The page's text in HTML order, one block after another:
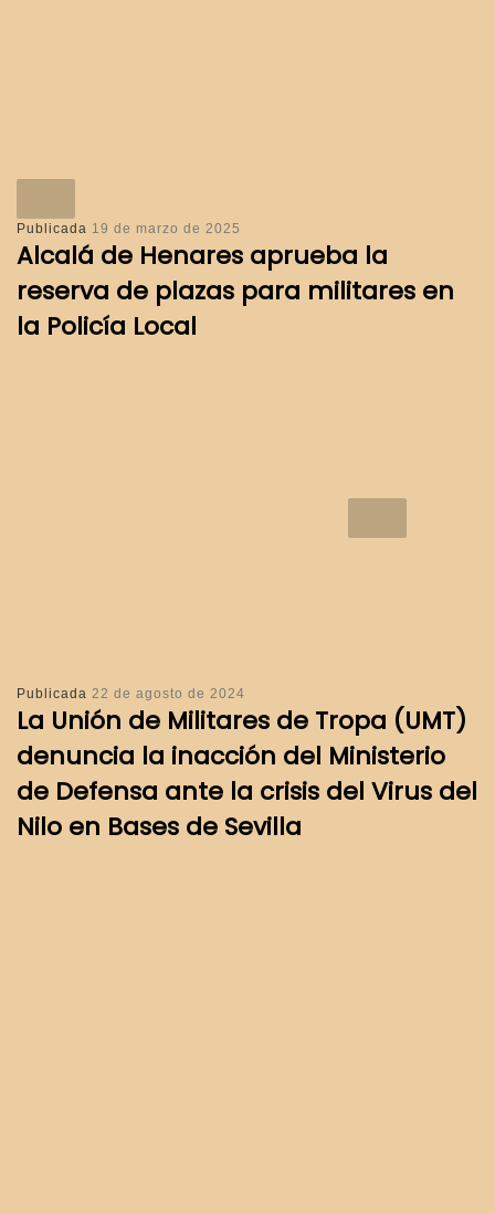
Publicada 19 de marzo de 2025
Alcalá de Henares aprueba la
reserva de plazas para militares en
la Policía Local
Publicada 22 de agosto de 2024
La Unión de Militares de Tropa (UMT)
denuncia la inacción del Ministerio
de Defensa ante la crisis del Virus del
Nilo en Bases de Sevilla